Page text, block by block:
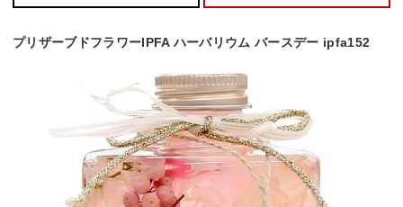
プリザーブドフラワーIPFA ハーバリウム バースデー ipfa152